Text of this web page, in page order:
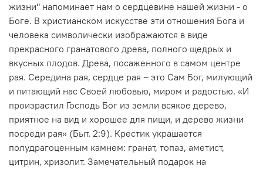
жизни" напоминает нам о сердцевине нашей жизни - о
Боге. В христианском искусстве эти отношения Бога и
человека символически изображаются в виде
прекрасного гранатового древа, полного щедрых и
вкусных плодов. Древа, посаженного в самом центре
рая. Середина рая, сердце рая – это Сам Бог, милующий
и питающий нас Своей любовью, миром и радостью. «И
произрастил Господь Бог из земли всякое дерево,
приятное на вид и хорошее для пищи, и дерево жизни
посреди рая» (Быт. 2:9). Крестик украшается
полудрагоценным камнем: гранат, топаз, аметист,
цитрин, хризолит. Замечательный подарок на